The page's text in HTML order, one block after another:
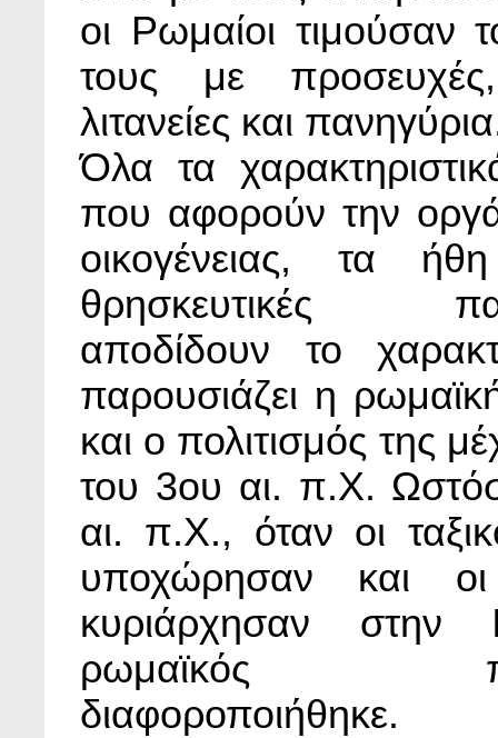
οι Ρωμαίοι τιμούσαν
τους με
λιτανείες και
Όλα τα
που αφορούν την
οικογένειας, τα
θρησκευτικές
αποδίδουν το
παρουσιάζει η
και ο πολιτισμός της
του 3ου αι. π.Χ.
αι. π.Χ., όταν οι
υποχώρησαν και
κυριάρχησαν στην
ρωμαϊκός
διαφοροποιήθηκε.